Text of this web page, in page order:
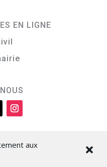
aux
EN LIGNE